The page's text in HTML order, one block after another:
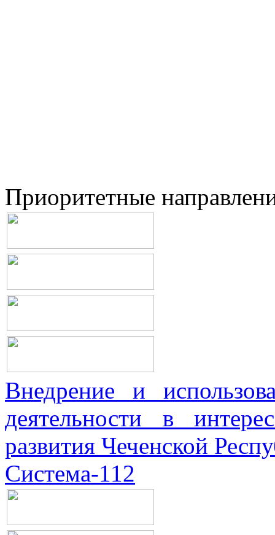
Приоритетные
Внедрение и
деятельности в
развития Чеченской
Система-112